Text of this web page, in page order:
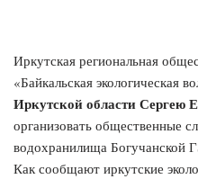
Иркутская региональная
«Байкальская экологическая
Иркутской области Сергею
организовать общественные
водохранилища Богучанской
Как сообщают иркутские